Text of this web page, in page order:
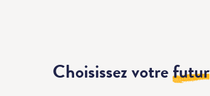
Choisissez votrefutur